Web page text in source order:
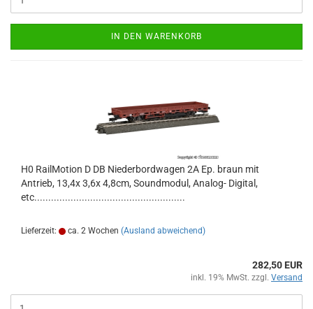
IN DEN WARENKORB
H0 RailMotion D DB Niederbordwagen 2A Ep. braun mit
Antrieb, 13,4x 3,6x 4,8cm, Soundmodul, Analog- Digital,
etc......................................................
Lieferzeit: ca. 2 Wochen (Ausland abweichend)
282,50 EUR
inkl. 19% MwSt. zzgl. Versand